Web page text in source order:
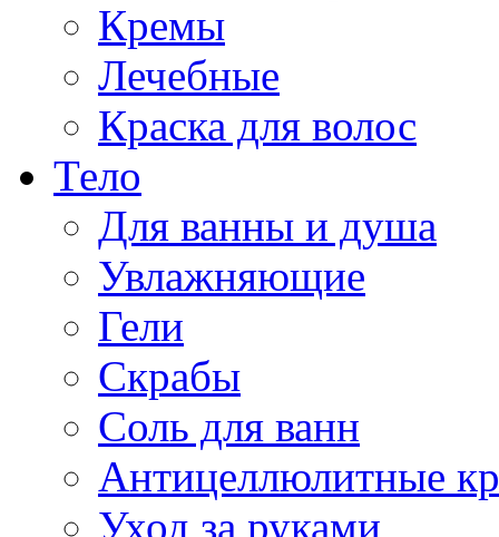
Кремы
Лечебные
Краска для волос
Тело
Для ванны и душа
Увлажняющие
Гели
Скрабы
Соль для ванн
Антицеллюлитные
Уход за руками